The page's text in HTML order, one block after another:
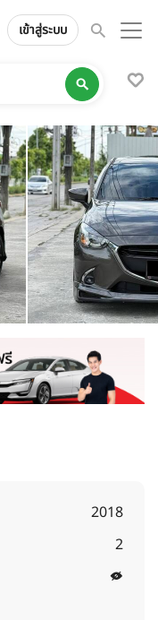
เข้าสู่ระบบ
2018
2